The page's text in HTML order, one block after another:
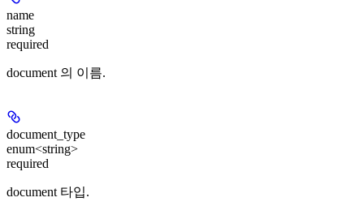
name
string
required
document 의 이름.
document_type
enum<string>
required
document 타입.